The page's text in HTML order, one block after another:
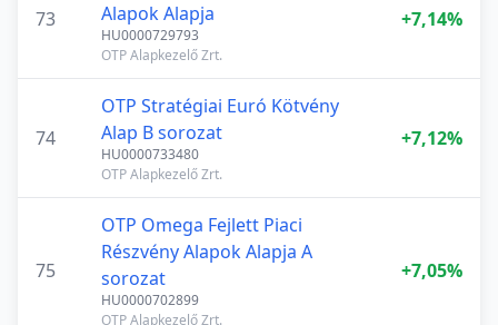
73
Alapok Alapja
HU0000729793
OTP Alapkezelő Zrt.
+7,14%
74
OTP Stratégiai Euró Kötvény
Alap B sorozat
HU0000733480
OTP Alapkezelő Zrt.
+7,12%
75
OTP Omega Fejlett Piaci
Részvény Alapok Alapja A
sorozat
HU0000702899
OTP Alapkezelő Zrt.
+7,05%